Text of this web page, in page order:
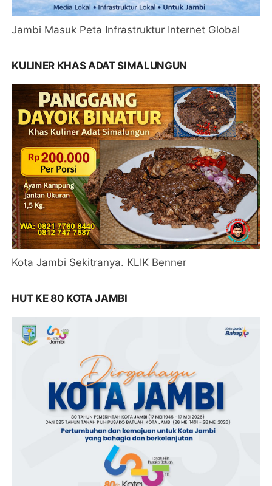
Jambi Masuk Peta Infrastruktur Internet Global
KULINER KHAS ADAT SIMALUNGUN
Kota Jambi Sekitranya. KLIK Benner
HUT KE 80 KOTA JAMBI